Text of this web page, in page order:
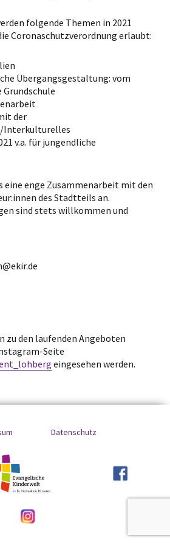
folgende Themen in 2021
Coronaschutzverordnung erlaubt:
Übergangsgestaltung: vom
der
Interkulturelles
v.a. für jungendliche
eine enge Zusammenarbeit mit den
des Stadtteils an.
sind stets willkommen und
zu den laufenden Angeboten
Seite
eingesehen werden.
Datenschutz